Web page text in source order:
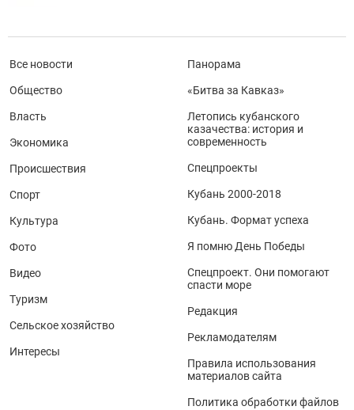
Все новости
Общество
Власть
Экономика
Происшествия
Спорт
Культура
Фото
Видео
Туризм
Сельское хозяйство
Интересы
Панорама
«Битва за Кавказ»
Летопись кубанского
казачества: история и
современность
Спецпроекты
Кубань 2000-2018
Кубань. Формат успеха
Я помню День Победы
Спецпроект. Они помогают
спасти море
Редакция
Рекламодателям
Правила использования
материалов сайта
Политика обработки файлов